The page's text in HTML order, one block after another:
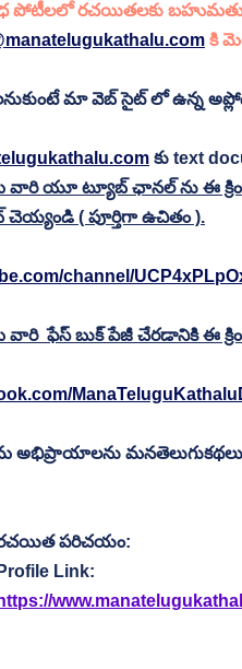
పోటీలలో రచయితలకు
కి
మా వెబ్ సైట్ లో ఉన్న
కు text
వారి యూ ట్యూబ్ ఛానల్ ను ఈ
( పూర్తిగా ఉచితం ).
channel/
ఫేస్ బుక్ పేజీ చేరడానికి ఈ
అభిప్రాయాలను
పరిచయం:
Profile Link:
https://